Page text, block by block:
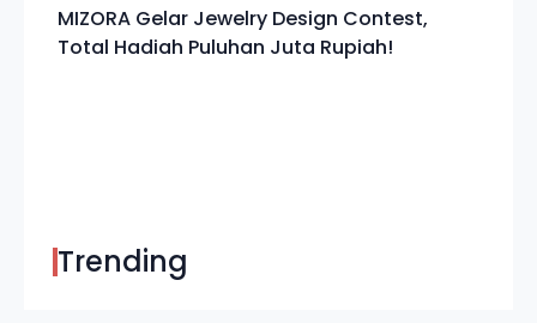
MIZORA Gelar Jewelry Design Contest,
Total Hadiah Puluhan Juta Rupiah!
Trending